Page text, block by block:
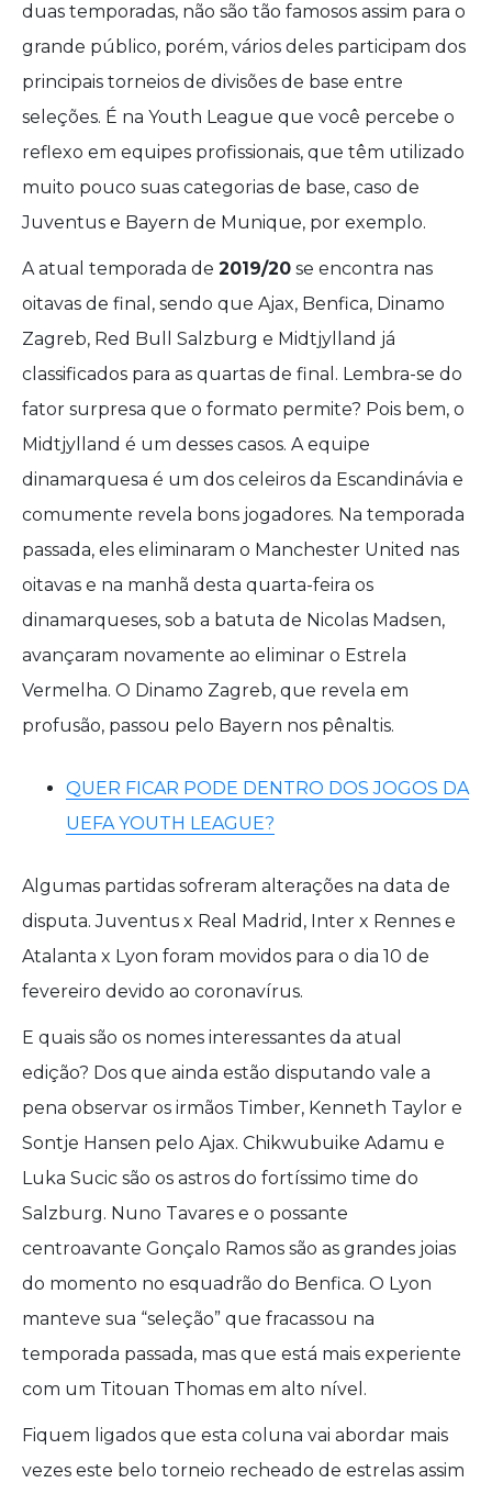
duas temporadas, não são tão famosos assim para o
grande público, porém, vários deles participam dos
principais torneios de divisões de base entre
seleções. É na Youth League que você percebe o
reflexo em equipes profissionais, que têm utilizado
muito pouco suas categorias de base, caso de
Juventus e Bayern de Munique, por exemplo.
A atual temporada de 2019/20 se encontra nas
oitavas de final, sendo que Ajax, Benfica, Dinamo
Zagreb, Red Bull Salzburg e Midtjylland já
classificados para as quartas de final. Lembra-se do
fator surpresa que o formato permite? Pois bem, o
Midtjylland é um desses casos. A equipe
dinamarquesa é um dos celeiros da Escandinávia e
comumente revela bons jogadores. Na temporada
passada, eles eliminaram o Manchester United nas
oitavas e na manhã desta quarta-feira os
dinamarqueses, sob a batuta de Nicolas Madsen,
avançaram novamente ao eliminar o Estrela
Vermelha. O Dinamo Zagreb, que revela em
profusão, passou pelo Bayern nos pênaltis.
QUER FICAR PODE DENTRO DOS JOGOS DA
UEFA YOUTH LEAGUE?
Algumas partidas sofreram alterações na data de
disputa. Juventus x Real Madrid, Inter x Rennes e
Atalanta x Lyon foram movidos para o dia 10 de
fevereiro devido ao coronavírus.
E quais são os nomes interessantes da atual
edição? Dos que ainda estão disputando vale a
pena observar os irmãos Timber, Kenneth Taylor e
Sontje Hansen pelo Ajax. Chikwubuike Adamu e
Luka Sucic são os astros do fortíssimo time do
Salzburg. Nuno Tavares e o possante
centroavante Gonçalo Ramos são as grandes joias
do momento no esquadrão do Benfica. O Lyon
manteve sua “seleção” que fracassou na
temporada passada, mas que está mais experiente
com um Titouan Thomas em alto nível.
Fiquem ligados que esta coluna vai abordar mais
vezes este belo torneio recheado de estrelas assim